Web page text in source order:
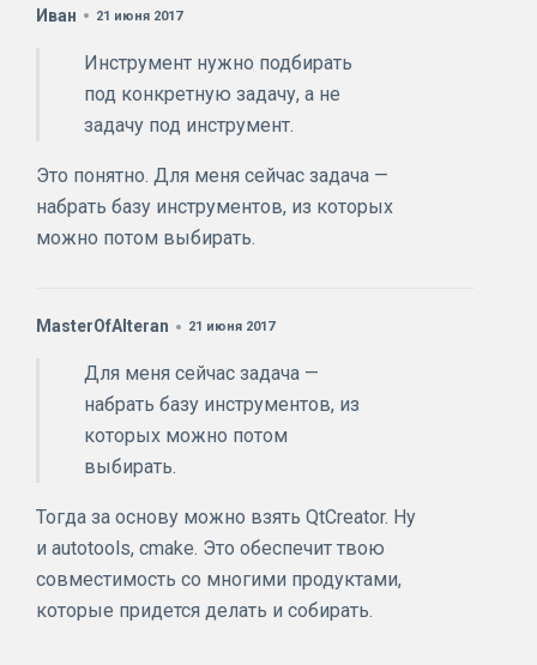
Иван 21 июня 2017
Инструмент нужно подбирать
под конкретную задачу, а не
задачу под инструмент.
Это понятно. Для меня сейчас задача —
набрать базу инструментов, из которых
можно потом выбирать.
MasterOfAlteran 21 июня 2017
Для меня сейчас задача —
набрать базу инструментов, из
которых можно потом
выбирать.
Тогда за основу можно взять QtCreator. Ну
и autotools, cmake. Это обеспечит твою
совместимость со многими продуктами,
которые придется делать и собирать.